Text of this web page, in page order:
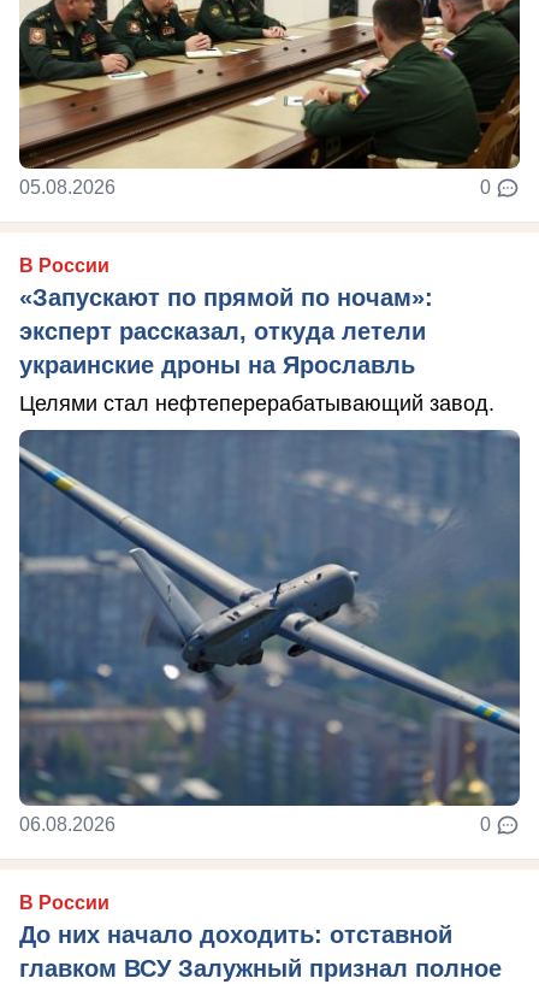
05.08.2026 0
В России
«Запускают по прямой по ночам»:
эксперт рассказал, откуда летели
украинские дроны на Ярославль
Целями стал нефтеперерабатывающий завод.
06.08.2026 0
В России
До них начало доходить: отставной
главком ВСУ Залужный признал полное